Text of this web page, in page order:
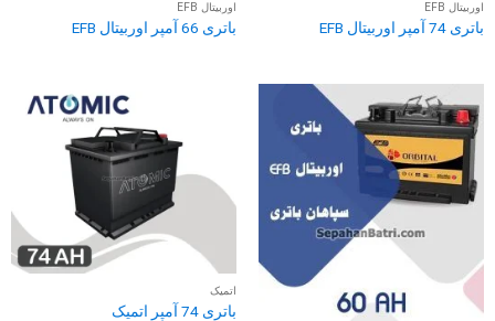
اوربیتال EFB
باتری 74 آمپر اوربیتال EFB
اوربیتال EFB
باتری 66 آمپر اوربیتال EFB
اتمیک
باتری 74 آمپر اتمیک